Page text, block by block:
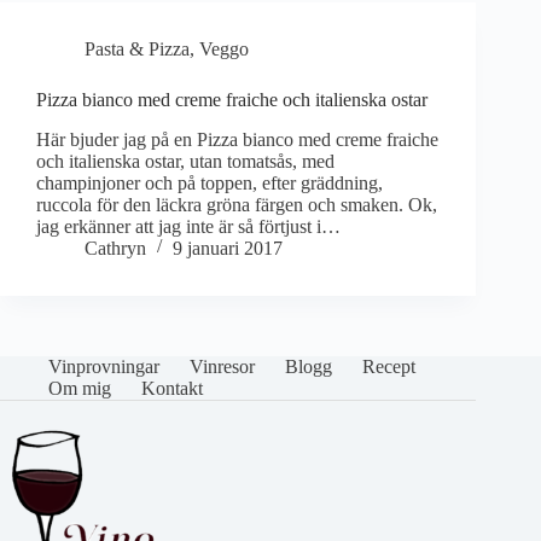
Pasta & Pizza, Veggo
Pizza bianco med creme fraiche och italienska ostar
Här bjuder jag på en Pizza bianco med creme fraiche
och italienska ostar, utan tomatsås, med
champinjoner och på toppen, efter gräddning,
ruccola för den läckra gröna färgen och smaken. Ok,
jag erkänner att jag inte är så förtjust i…
Cathryn
9 januari 2017
Vinprovningar Vinresor Blogg
Recept
Om mig
Kontakt